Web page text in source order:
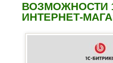
ВОЗМОЖНОСТИ
ИНТЕРНЕТ-